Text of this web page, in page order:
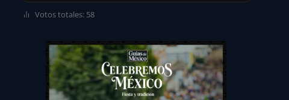
Votos totales: 58